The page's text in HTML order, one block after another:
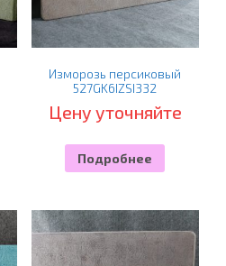
Изморозь персиковый
527GK6IZSI332
Цену уточняйте
Подробнее